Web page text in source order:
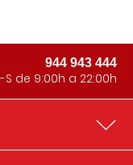
944 943 444
S de 9:00h a 22:00h